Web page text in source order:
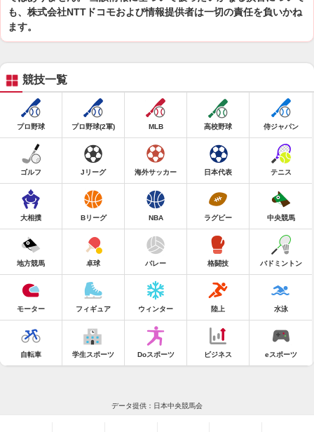
も、株式会社NTTドコモおよび情報提供者は一切の責任を負いかね
ます。
競技一覧
プロ野球 プロ野球(2軍) MLB 高校野球 侍ジャパン
ゴルフ Jリーグ 海外サッカー 日本代表 テニス
大相撲 Bリーグ NBA ラグビー 中央競馬
地方競馬 卓球 バレー 格闘技 バドミントン
モーター フィギュア ウィンター 陸上 水泳
自転車 学生スポーツ Doスポーツ ビジネス eスポーツ
データ提供：日本中央競馬会